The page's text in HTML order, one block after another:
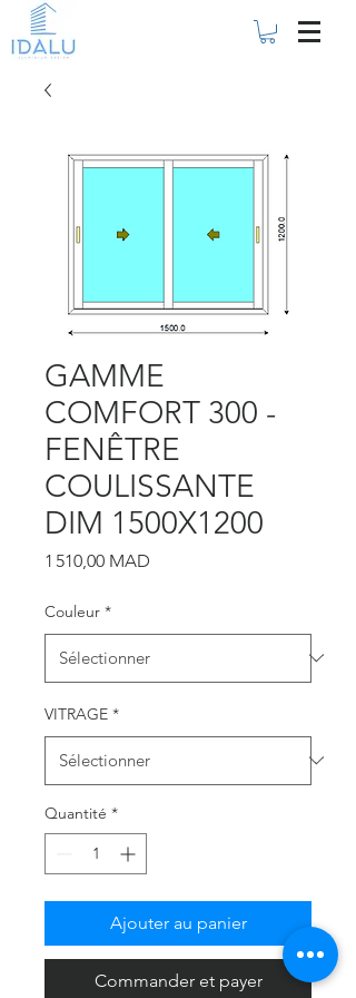
GAMME
COMFORT 300 -
FENÊTRE
COULISSANTE
DIM 1500X1200
1 510,00 MAD
Couleur *
VITRAGE *
Quantité *
Ajouter au panier
Commander et payer